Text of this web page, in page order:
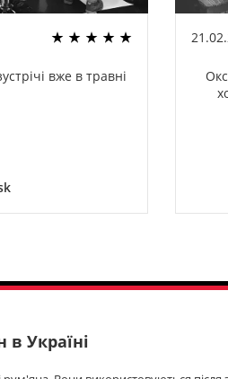
вже в травні
Україні